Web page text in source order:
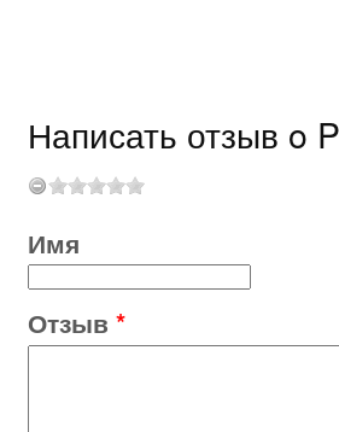
Написать отзыв o
Имя
Отзыв *